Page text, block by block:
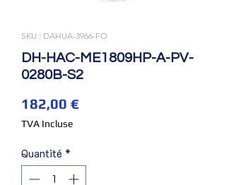
SKU : DAHUA-3966-FO
DH-HAC-ME1809HP-A-PV-
0280B-S2
182,00 €Prix
TVA Incluse
Quantité *